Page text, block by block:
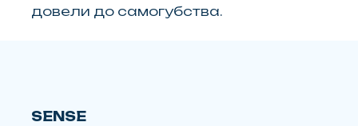
довели до самогубства.
SENSE